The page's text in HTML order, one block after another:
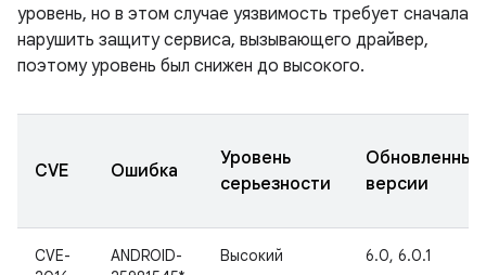
уровень, но в этом случае уязвимость требует сначала
нарушить защиту сервиса, вызывающего драйвер,
поэтому уровень был снижен до высокого.
CVE Ошибка
Уровень
серьезности
Обновленные
версии
CVE-
ANDROID-
Высокий 6.0, 6.0.1